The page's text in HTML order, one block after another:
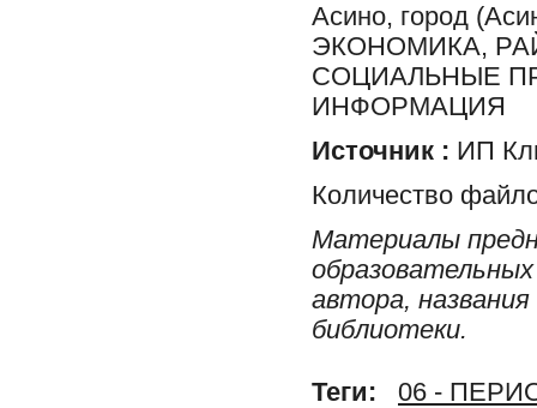
Асино, город
ЭКОНОМИКА,
СОЦИАЛЬНЫЕ
ИНФОРМАЦИЯ
Источник : ИП
Количество
Материалы
автора,
библиотеки.
Теги:
06 -